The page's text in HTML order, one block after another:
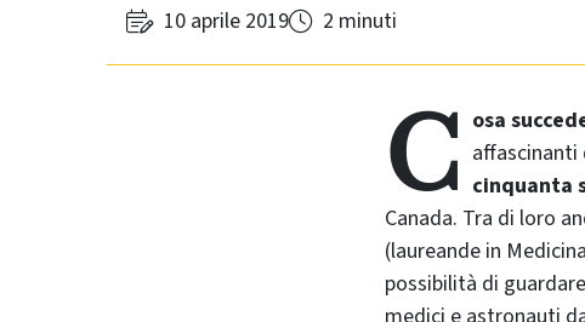
10 aprile 2019 2 minuti
C osa
affascinanti
cinquanta
Canada. Tra di loro
(laureande in
possibilità di